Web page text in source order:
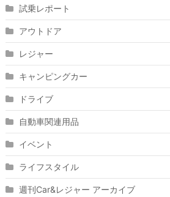
試乗レポート
アウトドア
レジャー
キャンピングカー
ドライブ
自動車関連用品
イベント
ライフスタイル
週刊Car&レジャー アーカイブ